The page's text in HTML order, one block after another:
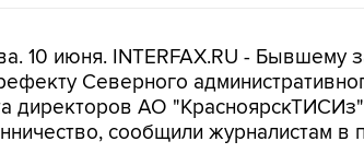
10 июня. INTERFAX.RU - Бывшему
Северного
директоров АО
сообщили журналистам в